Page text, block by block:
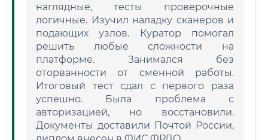
наглядные, тесты проверочные
логичные. Изучил наладку сканеров и
подающих узлов. Куратор помогал
решить любые сложности на
платформе. Занимался без
оторванности от сменной работы.
Итоговый тест сдал с первого раза
успешно. Была проблема с
авторизацией, но восстановили.
Документы доставили Почтой России,